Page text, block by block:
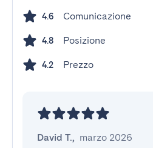
4.6 Comunicazione
4.8 Posizione
4.2 Prezzo
David T., marzo 2026